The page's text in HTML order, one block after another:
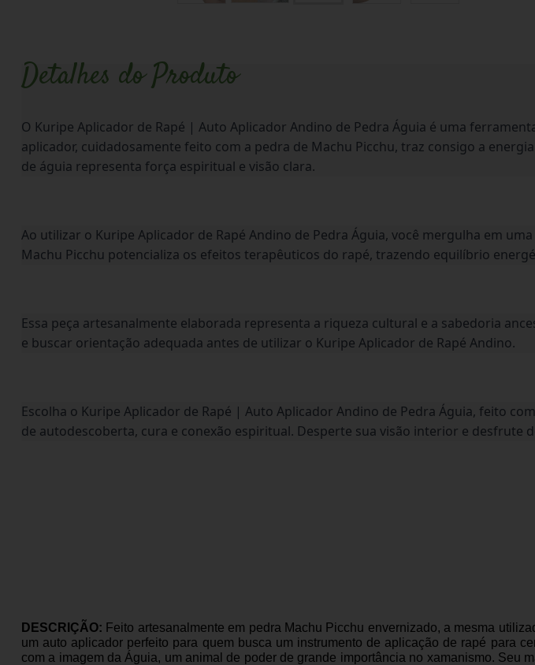
Detalhes do Produto
O Kuripe Aplicador de Rapé | Auto Aplicador Andino de Pedra Águia é uma
aplicador, cuidadosamente feito com a pedra de Machu Picchu, traz consigo a
de águia representa força espiritual e visão clara.
Ao utilizar o Kuripe Aplicador de Rapé Andino de Pedra Águia, você mergulha em
Machu Picchu potencializa os efeitos terapêuticos do rapé, trazendo equilíbrio
Essa peça artesanalmente elaborada representa a riqueza cultural e a sabedoria
e buscar orientação adequada antes de utilizar o Kuripe Aplicador de Rapé Andino.
Escolha o Kuripe Aplicador de Rapé | Auto Aplicador Andino de Pedra Águia, feito
de autodescoberta, cura e conexão espiritual. Desperte sua visão interior e
DESCRIÇÃO: Feito artesanalmente em pedra Machu Picchu envernizado, a mesma
um auto aplicador perfeito para quem busca um instrumento de aplicação de rapé para
com a imagem da Águia, um animal de poder de grande importância no xamanismo. Seu